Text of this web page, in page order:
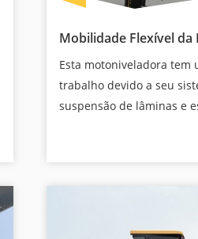
Mobilidade Flexível da
Esta motoniveladora tem
trabalho devido a seu
suspensão de lâminas e